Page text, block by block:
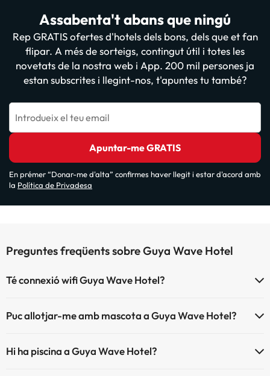
Assabenta't abans que ningú
Rep GRATIS ofertes d'hotels dels bons, dels que et fan
flipar. A més de sorteigs, contingut útil i totes les
novetats de la nostra web i App. 200 mil persones ja
estan subscrites i llegint-nos, t'apuntes tu també?
Introdueix el teu email
Apuntar-me GRATIS
En prémer “Donar-me d'alta” confirmes haver llegit i estar d'acord amb
la Política de Privadesa
Preguntes freqüents sobre Guya Wave Hotel
Té connexió wifi Guya Wave Hotel?
Puc allotjar-me amb mascota a Guya Wave Hotel?
Hi ha piscina a Guya Wave Hotel?